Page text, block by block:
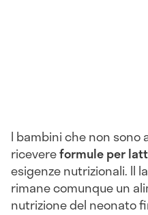
I bambini che non sono
ricevereformule per
esigenze nutrizionali. Il
rimane comunque un
nutrizione del neonato